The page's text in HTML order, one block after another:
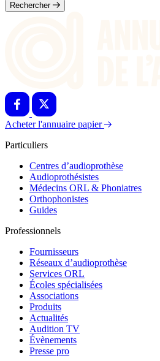
Rechercher
Acheter l'annuaire papier
Particuliers
Centres d’audioprothèse
Audioprothésistes
Médecins ORL & Phoniatres
Orthophonistes
Guides
Professionnels
Fournisseurs
Réseaux d’audioprothèse
Services ORL
Écoles spécialisées
Associations
Produits
Actualités
Audition TV
Évènements
Presse pro